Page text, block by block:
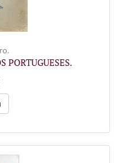
PORTUGUESES.